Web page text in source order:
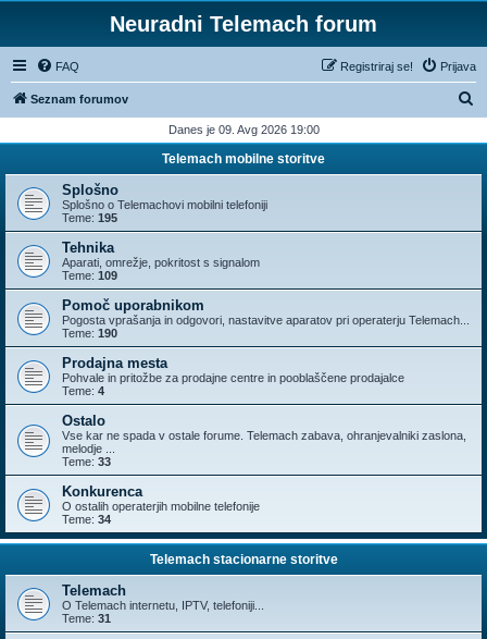
Neuradni Telemach forum
FAQ Prijava
Registriraj se!
Seznam forumov
a
j
Danes je 09. Avg 2026 19:00
Telemach mobilne storitve
Splošno
Splošno o Telemachovi mobilni telefoniji
Teme: 195
Tehnika
Aparati, omrežje, pokritost s signalom
Teme: 109
Pomoč uporabnikom
Pogosta vprašanja in odgovori, nastavitve aparatov pri operaterju Telemach...
Teme: 190
Prodajna mesta
Pohvale in pritožbe za prodajne centre in pooblaščene prodajalce
Teme: 4
Ostalo
Vse kar ne spada v ostale forume. Telemach zabava, ohranjevalniki zaslona,
melodje ...
Teme: 33
Konkurenca
O ostalih operaterjih mobilne telefonije
Teme: 34
Telemach stacionarne storitve
Telemach
O Telemach internetu, IPTV, telefoniji...
Teme: 31